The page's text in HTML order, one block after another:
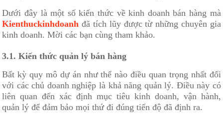
Dưới đây là một số kiến thức về kinh doanh bán hàng mà
Kienthuckinhdoanh đã tích lũy được từ những chuyên gia
kinh doanh. Mời các bạn cùng tham khảo.
3.1. Kiến thức quản lý bán hàng
Bất kỳ quy mô dự án như thế nào điều quan trọng nhất đối
với các chủ doanh nghiệp là khả năng quản lý. Điều này có
liên quan đến xác định mục tiêu kinh doanh, vận hành,
quản lý để đảm bảo mọi thứ đi đúng tiến độ đã định ra.